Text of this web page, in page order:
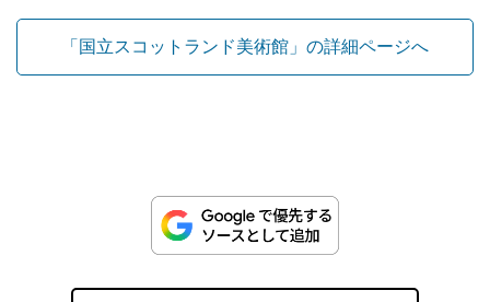
「国立スコットランド美術館」の詳細ページへ